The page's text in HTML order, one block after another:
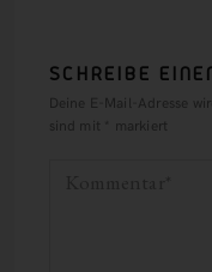
SCHREIBE
Deine E-Mail-Adresse
sind mit
markiert